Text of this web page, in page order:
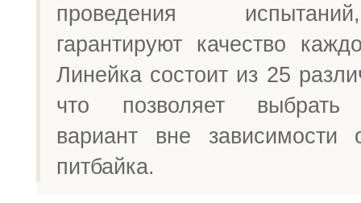
проведения
гарантируют качество
Линейка состоит из 25
что позволяет выбрать
вариант вне зависимости
питбайка.